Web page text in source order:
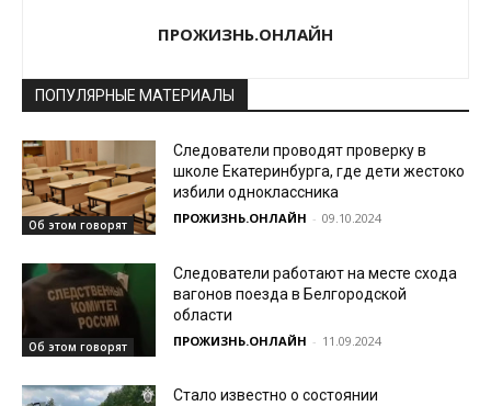
ПРОЖИЗНЬ.ОНЛАЙН
ПОПУЛЯРНЫЕ МАТЕРИАЛЫ
Об этом говорят
Следователи проводят проверку в
школе Екатеринбурга, где дети жестоко
избили одноклассника
ПРОЖИЗНЬ.ОНЛАЙН - 09.10.2024
Об этом говорят
Следователи работают на месте схода
вагонов поезда в Белгородской
области
ПРОЖИЗНЬ.ОНЛАЙН - 11.09.2024
Стало известно о состоянии